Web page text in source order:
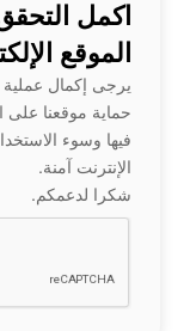
اكمل
الموقع
يرجى إكمال عملية
حماية موقعنا على
فيها وسوء
الإنترنت آمنة.
شكرا لدعمكم.